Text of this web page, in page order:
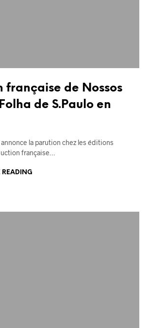
française de Nossos
de S.Paulo en
annonce la parution chez les éditions
française…
READING